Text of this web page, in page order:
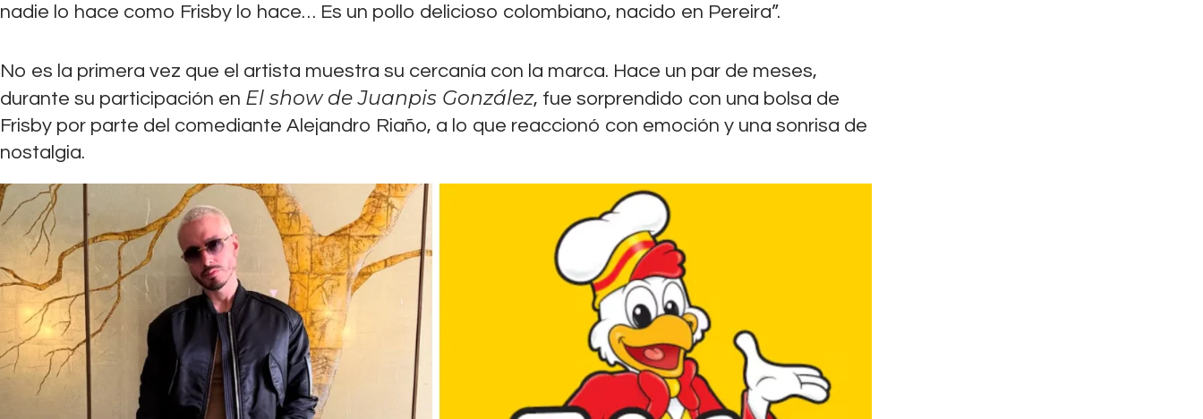
nadie lo hace como Frisby lo hace… Es un pollo delicioso colombiano, nacido en Pereira”.
No es la primera vez que el artista muestra su cercanía con la marca. Hace un par de meses,
durante su participación en El show de Juanpis González, fue sorprendido con una bolsa de
Frisby por parte del comediante Alejandro Riaño, a lo que reaccionó con emoción y una sonrisa de
nostalgia.